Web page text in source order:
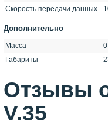
Скорость передачи данных
Дополнительно
Масса
Габариты
Отзывы
V.35